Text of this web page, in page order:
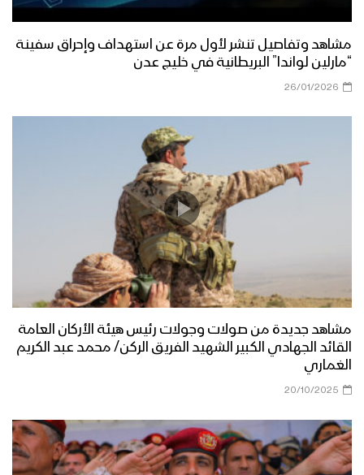
مشاهد وتفاصيل تنشر لأول مرة عن استهداف وإحراق سفينة
“مارلين لواندا” البريطانية في خليج عدن
26/01/2026
مشاهد جديدة من صولات وجولات رئيس هيئة الأركان العامة
القائد الجهادي الكبير الشهيد الفريق الركن/ محمد عبد الكريم
الغماري
20/10/2025